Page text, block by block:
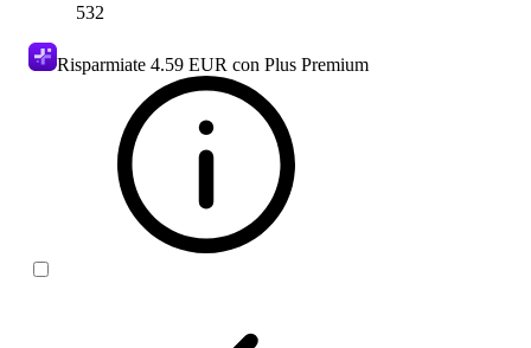
532
Risparmiate 4.59 EUR con Plus Premium